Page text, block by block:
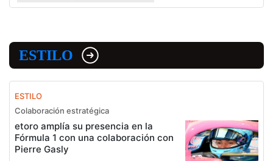
ESTILO
ESTILO
Colaboración estratégica
etoro amplía su presencia en la
Fórmula 1 con una colaboración con
Pierre Gasly